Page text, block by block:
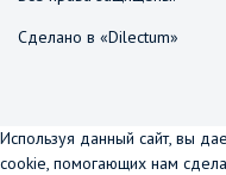
Сделано в «Dilectum»
Используя данный сайт, вы
cookie, помогающих нам